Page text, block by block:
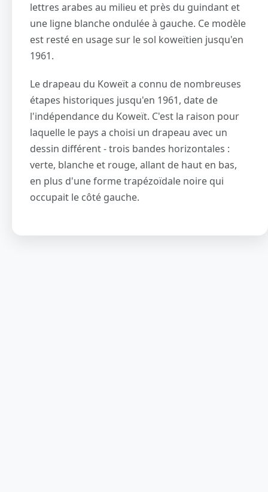
lettres arabes au milieu et près du guindant et
une ligne blanche ondulée à gauche. Ce modèle
est resté en usage sur le sol koweïtien jusqu'en
1961.
Le drapeau du Koweït a connu de nombreuses
étapes historiques jusqu'en 1961, date de
l'indépendance du Koweït. C'est la raison pour
laquelle le pays a choisi un drapeau avec un
dessin différent - trois bandes horizontales :
verte, blanche et rouge, allant de haut en bas,
en plus d'une forme trapézoïdale noire qui
occupait le côté gauche.